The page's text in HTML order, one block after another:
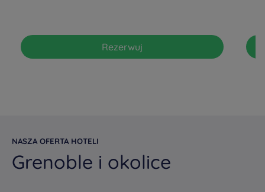
Rezerwuj
NASZA OFERTA HOTELI
Grenoble i okolice